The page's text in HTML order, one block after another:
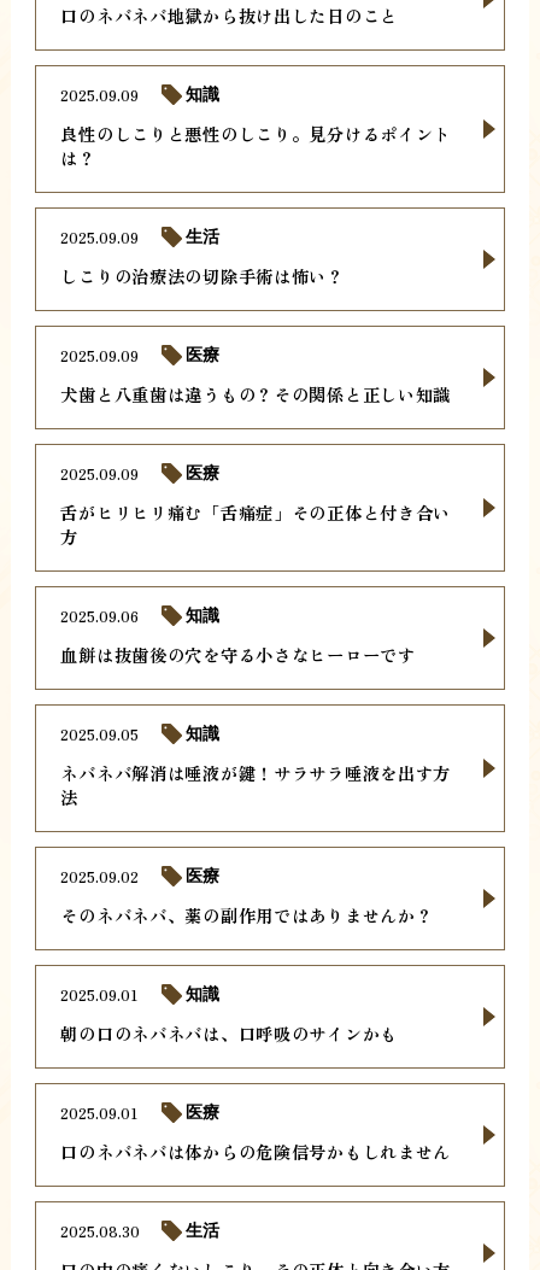
口のネバネバ地獄から抜け出した日のこと
良性のしこりと悪性のしこり。見分けるポイント
は？
2025.09.09 知識
しこりの治療法の切除手術は怖い？
2025.09.09 生活
犬歯と八重歯は違うもの？その関係と正しい知識
2025.09.09 医療
舌がヒリヒリ痛む「舌痛症」その正体と付き合い
方
2025.09.09 医療
血餅は抜歯後の穴を守る小さなヒーローです
2025.09.06 知識
ネバネバ解消は唾液が鍵！サラサラ唾液を出す方
法
2025.09.05 知識
そのネバネバ、薬の副作用ではありませんか？
2025.09.02 医療
朝の口のネバネバは、口呼吸のサインかも
2025.09.01 知識
口のネバネバは体からの危険信号かもしれません
2025.09.01 医療
2025.08.30 生活